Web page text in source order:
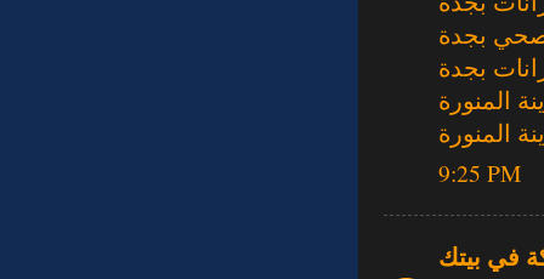
بجدة
بجدة
المنورة
المنورة
9:25 PM
في بيتك